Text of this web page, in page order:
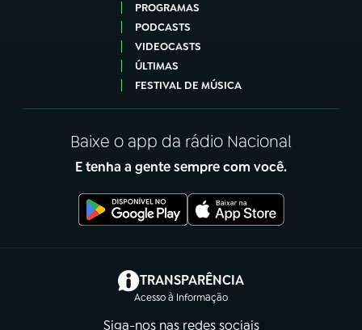
PROGRAMAS
PODCASTS
VIDEOCASTS
ÚLTIMAS
FESTIVAL DE MÚSICA
Baixe o app da rádio Nacional
E tenha a gente sempre com você.
TRANSPARÊNCIA
Acesso à Informação
(abre em nova aba)
Siga-nos nas redes sociais